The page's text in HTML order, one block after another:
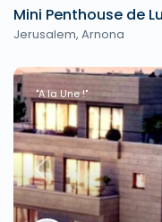
Mini Penthouse de
Jerusalem, Arnona
Previous
"A la Une !"